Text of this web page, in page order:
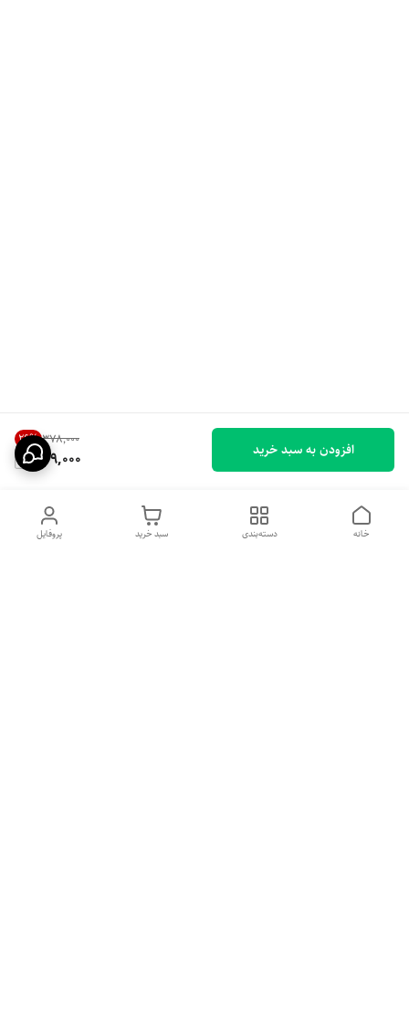
۳۷۸٬۰۰۰ 26%
279,000 افزودن به سبد خرید
پروفایل سبد خرید دسته‌بندی خانه